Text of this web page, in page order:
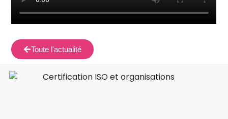
Toute l'actualité